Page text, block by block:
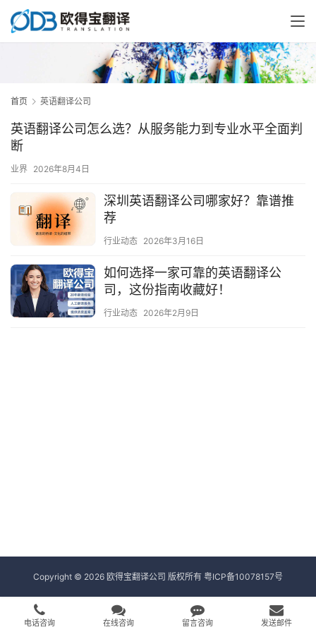
首页 英语翻译公司
英语翻译公司怎么选？从服务能力到专业水平全面判
断
业界 2026年8月4日
深圳英语翻译公司哪家好？靠谱推
荐
行业动态 2026年3月16日
如何选择一家可靠的英语翻译公
司，这份指南收藏好！
行业动态 2026年2月9日
Copyright © 2026 欧得宝翻译公司 版权所有 粤ICP备10078157号
电话咨询 在线咨询 留言咨询 发送邮件